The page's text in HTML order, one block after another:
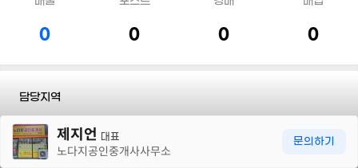
0 0 0 0
담당지역
전화 제지언 대표
노다지공인중개사사무소
문의하기